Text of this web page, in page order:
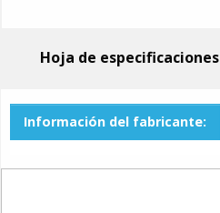
Hoja de especificaciones
Información del fabricante: